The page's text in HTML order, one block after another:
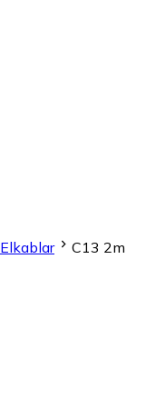
Elkablar
C13 2m